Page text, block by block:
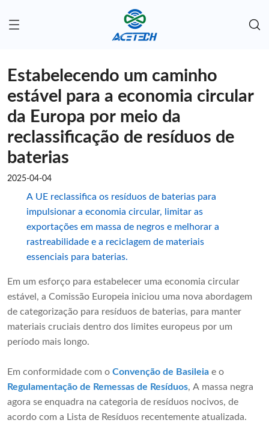
Estabelecendo um caminho
estável para a economia circular
da Europa por meio da
reclassificação de resíduos de
baterias
2025-04-04
A UE reclassifica os resíduos de baterias para
impulsionar a economia circular, limitar as
exportações em massa de negros e melhorar a
rastreabilidade e a reciclagem de materiais
essenciais para baterias.
Em um esforço para estabelecer uma economia circular
estável, a Comissão Europeia iniciou uma nova abordagem
de categorização para resíduos de baterias, para manter
materiais cruciais dentro dos limites europeus por um
período mais longo.
Em conformidade com o Convenção de Basileia e o
Regulamentação de Remessas de Resíduos, A massa negra
agora se enquadra na categoria de resíduos nocivos, de
acordo com a Lista de Resíduos recentemente atualizada.